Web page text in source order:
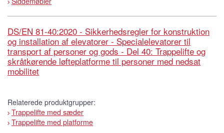
DS/EN 81-40:2020 - Sikkerhedsregler for konstruktion
og installation af elevatorer - Specialelevatorer til
transport af personer og gods - Del 40: Trappelifte og
skråtkørende løfteplatforme til personer med nedsat
mobilitet
Relaterede produktgrupper:
Trappelifte med sæder
Trappelifte med platforme